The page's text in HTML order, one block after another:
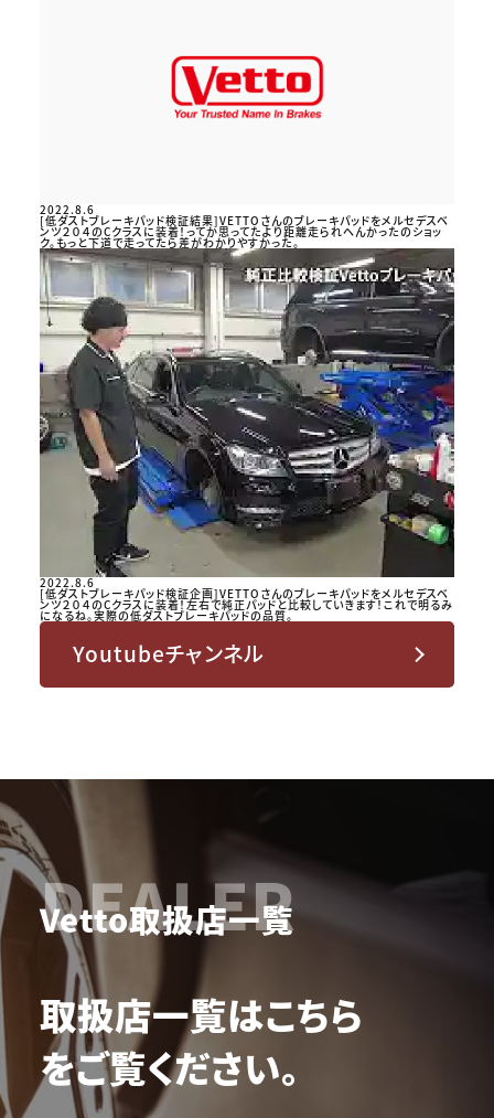
2022.8.6
[低ダストブレーキパッド検証結果]VETTOさんのブレーキパッドをメルセデスベ
ンツ２０４のCクラスに装着！ってか思ってたより距離走られへんかったのショッ
ク。もっと下道で走ってたら差がわかりやすかった。
2022.8.6
[低ダストブレーキパッド検証企画]VETTOさんのブレーキパッドをメルセデスベ
ンツ２０４のCクラスに装着！左右で純正パッドと比較していきます！これで明るみ
になるね。実際の低ダストブレーキパッドの品質。
Youtubeチャンネル
DEALER
Vetto取扱店一覧
取扱店一覧はこちら
をご覧ください。